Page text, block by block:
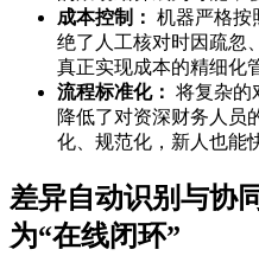
成本控制： 机器严格按
绝了人工核对时因疏忽
真正实现成本的精细化
流程标准化： 将复杂的
降低了对资深财务人员
化、规范化，新人也能
差异自动识别与协
为“在线闭环”